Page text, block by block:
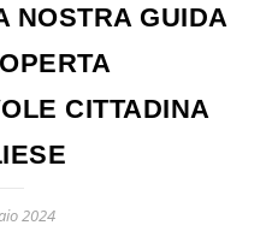
NOSTRA GUIDA
CITTADINA
2024